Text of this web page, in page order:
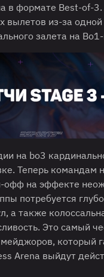
в формате Best-of-
вылетов из-за
залета на
на bo3
Теперь командам
офф на эффекте
потребуется
а также
Это самый
который
Arena выйдут